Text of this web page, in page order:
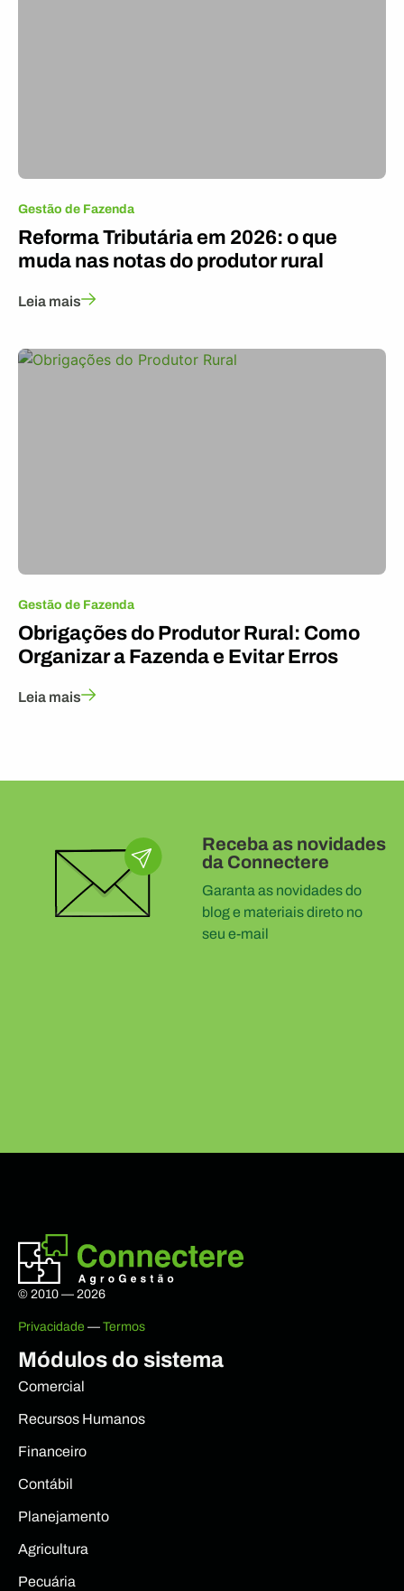
Gestão de Fazenda
Reforma Tributária em 2026: o que
muda nas notas do produtor rural
Leia mais
Gestão de Fazenda
Obrigações do Produtor Rural: Como
Organizar a Fazenda e Evitar Erros
Leia mais
Receba as novidades
da Connectere
Garanta as novidades do
blog e materiais direto no
seu e-mail
© 2010 — 2026
Privacidade — Termos
Módulos do sistema
Comercial
Recursos Humanos
Financeiro
Contábil
Planejamento
Agricultura
Pecuária